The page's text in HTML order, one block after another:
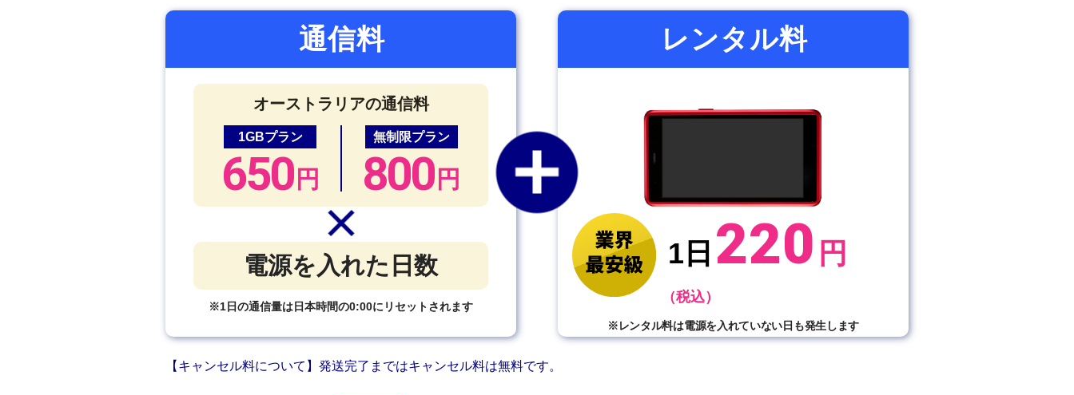
通信料
オーストラリアの通信料
1GBプラン
650 円
無制限プラン
800 円
電源を入れた日数
※1日の通信量は日本時間の0:00にリセットされます
レンタル料
1日 220 円
（税込）
※レンタル料は電源を入れていない日も発生します
【キャンセル料について】発送完了まではキャンセル料は無料です。